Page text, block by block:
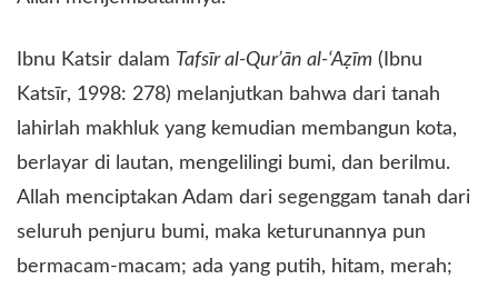
​Ibnu Katsir dalam Tafsīr al-Qur’ān al-‘Aẓīm (Ibnu
Katsīr, 1998: 278) melanjutkan bahwa dari tanah
lahirlah makhluk yang kemudian membangun kota,
berlayar di lautan, mengelilingi bumi, dan berilmu.
Allah menciptakan Adam dari segenggam tanah dari
seluruh penjuru bumi, maka keturunannya pun
bermacam-macam; ada yang putih, hitam, merah;